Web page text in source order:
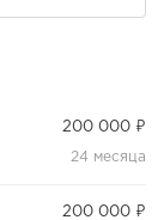
200 000 ₽
24 месяца
200 000 ₽